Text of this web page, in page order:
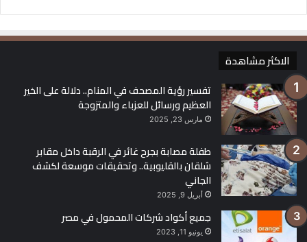
سعر الدولار في بنك الإسكندرية
47.55 جنيه للشراء.
47.65 جنيه للبيع.
الاكثر مشاهدة
تفسير رؤية المصحف في المنام.. دلالة على الخير
العظيم ورسائل للعزباء والمتزوجة
مارس 23, 2025
طفلة مصابة بجرح غائر في الرقبة داخل مقابر
شلقان بالقليوبية.. وتحقيقات موسعة لكشف
الجاني
أبريل 9, 2025
جميع أكواد شركات المحمول في مصر
يونيو 11, 2023